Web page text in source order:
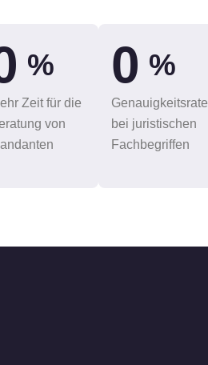
Zeit für die
von
%
Genauigkeitsrate
bei juristischen
Fachbegriffen
0 %